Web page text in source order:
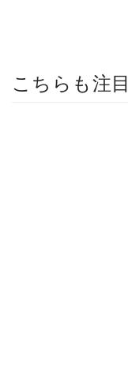
こちらも注目